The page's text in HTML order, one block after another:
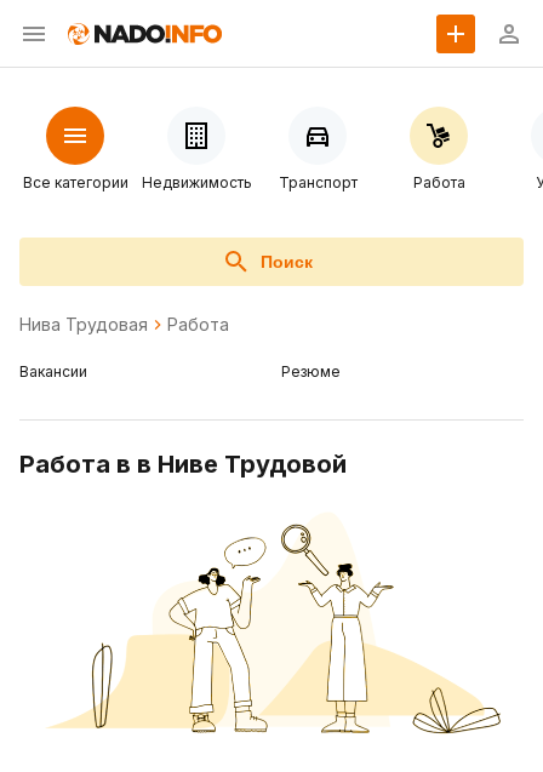
Все категории Недвижимость Транспорт Работа
Поиск
Нива Трудовая Работа
Вакансии Резюме
Работа в в Ниве Трудовой